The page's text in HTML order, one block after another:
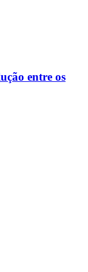
entre os